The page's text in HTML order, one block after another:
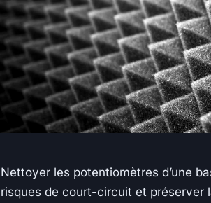
Nettoyer les potentiomètres d’une
risques de court-circuit et préserver